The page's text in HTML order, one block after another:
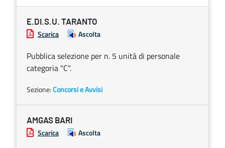
E.DI.S.U. TARANTO
Scarica Ascolta
Pubblica selezione per n. 5 unità di personale
categoria "C".
Sezione:Concorsi e Avvisi
AMGAS BARI
Scarica Ascolta